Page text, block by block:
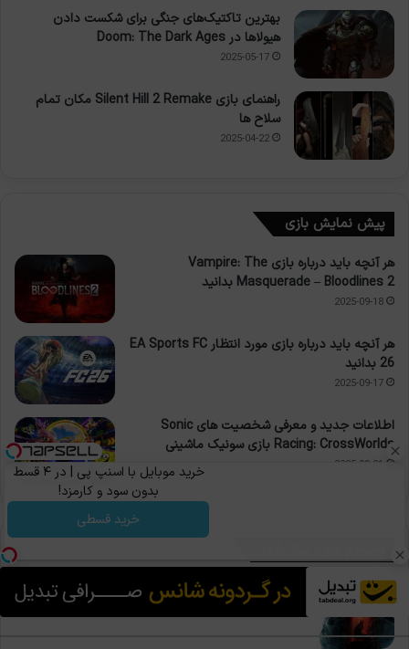
بهترین تاکتیک‌های جنگی برای شکست دادن
هیولاها در Doom: The Dark Ages
2025-05-17
راهنمای بازی Silent Hill 2 Remake مکان تمام
سلاح ها
2025-04-22
پیش نمایش بازی
هر آنچه باید درباره بازی Vampire: The
Masquerade – Bloodlines 2 بدانید
2025-09-18
هر آنچه باید درباره بازی مورد انتظار EA Sports FC
26 بدانید
2025-09-17
اطلاعات جدید و معرفی شخصیت های Sonic
Racing: CrossWorlds بازی سونیک ماشینی
2025-09-01
حداقل سیستم مورد نیاز بازی Aphelion
2026-06-07
خرید موبایل با اسنپ پی | در ۴ قسط
بدون سود و کارمزد!
خرید قسطی